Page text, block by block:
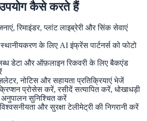
उपयोग कैसे करते हैं
रिमाइंडर, प्लांट लाइब्रेरी और सिंक सेवाएं
के लिए AI इंफ्रेंस पार्टनर्स को फोटो
डेटा और ऑफ़लाइन रिकवरी के लिए बैकएंड
नोटिस और सहायता प्रतिक्रियाएं भेजें
प्रोसेस करें, रसीदें सत्यापित करें, धोखाधड़ी
सुनिश्चित करें
और सुरक्षा टेलीमेट्री की निगरानी करें